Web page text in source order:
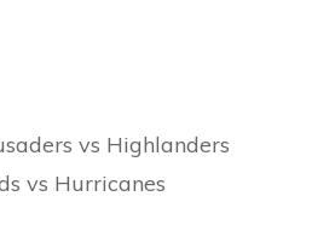
vs Highlanders
vs Hurricanes